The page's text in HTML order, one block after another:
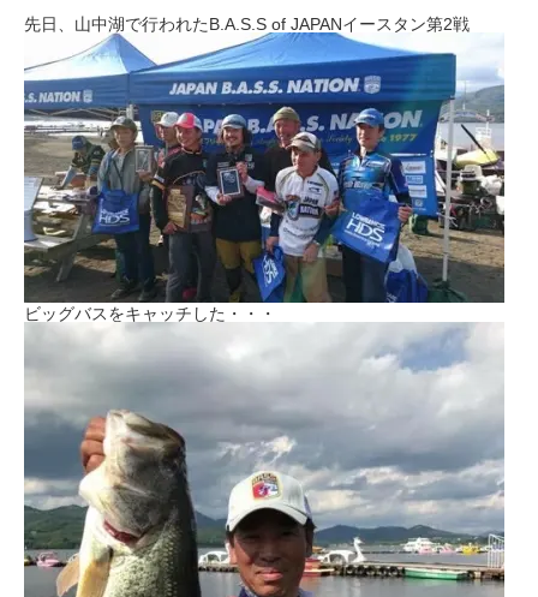
先日、山中湖で行われたB.A.S.S of JAPANイースタン第2戦
ビッグバスをキャッチした・・・